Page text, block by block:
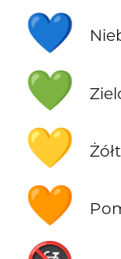
💙
💚
💛
🧡